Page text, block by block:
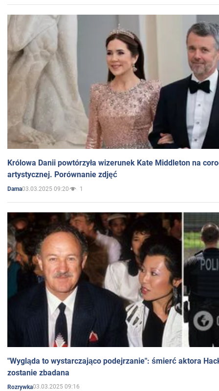
Królowa Danii powtórzyła wizerunek Kate Middleton na
artystycznej. Porównanie zdjęć
Dama03.03.2025 09:20 1
"Wygląda to wystarczająco podejrzanie": śmierć aktora
zostanie zbadana
Rozrywka03.03.2025 09:16